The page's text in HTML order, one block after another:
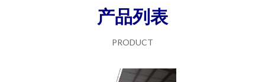
产品列表
PRODUCT